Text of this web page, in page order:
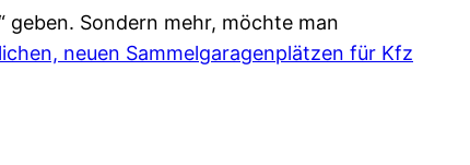
Sondern mehr, möchte man
neuen Sammelgaragenplätzen für Kfz